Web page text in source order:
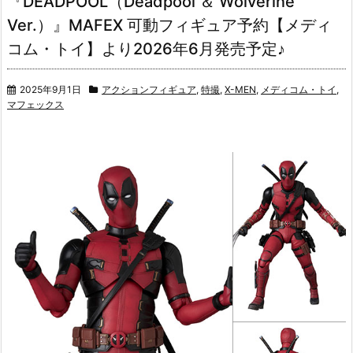
Ver.）』MAFEX 可動フィギュア予約【メディ
コム・トイ】より2026年6月発売予定♪
2025年9月1日 アクションフィギュア, 特撮, X-MEN, メディコム・トイ ,
マフェックス